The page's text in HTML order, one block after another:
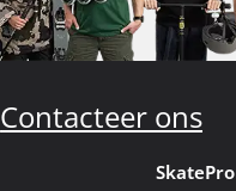
Contacteer ons
SkatePro